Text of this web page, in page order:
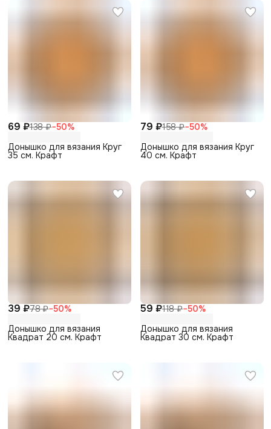
69 ₽138 ₽−50%
Донышко для вязания Круг
35 см. Крафт
79 ₽158 ₽−50%
Донышко для вязания Круг
40 см. Крафт
39 ₽78 ₽−50%
Донышко для вязания
Квадрат 20 см. Крафт
59 ₽118 ₽−50%
Донышко для вязания
Квадрат 30 см. Крафт